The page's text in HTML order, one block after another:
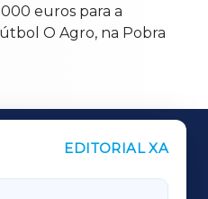
euros para a
O Agro, na Pobra
EDITORIAL XA